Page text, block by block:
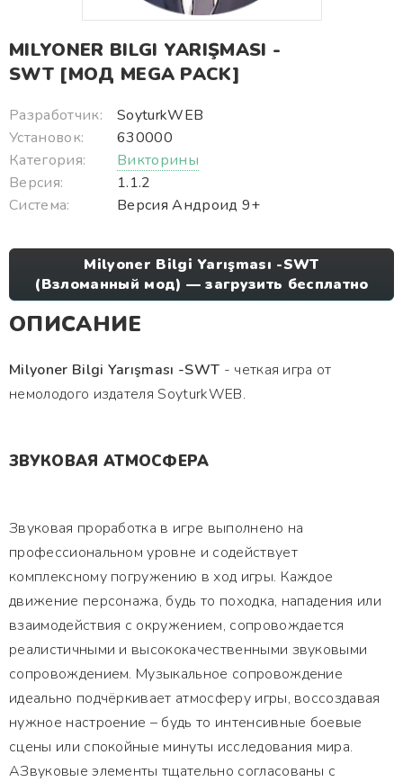
MILYONER BILGI YARIŞMASI -
SWT [МОД MEGA PACK]
Разработчик:
SoyturkWEB
Установок:
630000
Категория:
Викторины
Версия:
1.1.2
Система:
Версия Андроид 9+
Milyoner Bilgi Yarışması -SWT
(Взломанный мод) — загрузить бесплатно
ОПИСАНИЕ
Milyoner Bilgi Yarışması -SWT - четкая игра от
немолодого издателя SoyturkWEB.
ЗВУКОВАЯ АТМОСФЕРА
Звуковая проработка в игре выполнено на
профессиональном уровне и содействует
комплексному погружению в ход игры. Каждое
движение персонажа, будь то походка, нападения или
взаимодействия с окружением, сопровождается
реалистичными и высококачественными звуковыми
сопровождением. Музыкальное сопровождение
идеально подчёркивает атмосферу игры, воссоздавая
нужное настроение – будь то интенсивные боевые
сцены или спокойные минуты исследования мира.
АЗвуковые элементы тщательно согласованы с